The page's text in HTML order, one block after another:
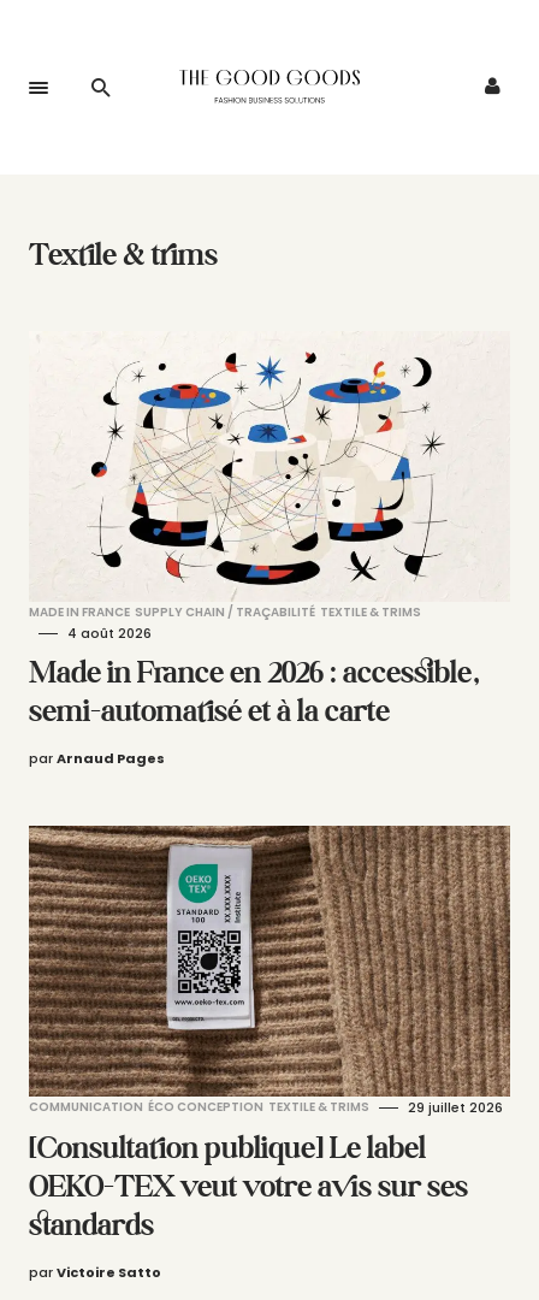
Textile & trims
MADE IN FRANCE SUPPLY CHAIN / TRAÇABILITÉ TEXTILE & TRIMS
4 août 2026
Made in France en 2026 : accessible,
semi-automatisé et à la carte
parArnaud Pages
COMMUNICATION ÉCO CONCEPTION TEXTILE & TRIMS 29 juillet 2026
[Consultation publique] Le label
OEKO-TEX veut votre avis sur ses
standards
parVictoire Satto